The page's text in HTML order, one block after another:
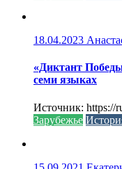
18.04.2023
«Диктант
семи языках
Источник: https://
Зарубежье